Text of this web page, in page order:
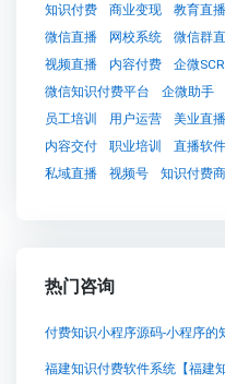
知识付费
商业变现 教育直播
微信直播
网校系统 微信群
视频直播
内容付费 企微
微信知识付费平台
企微助手
员工培训
用户运营 美业直播
内容交付
职业培训 直播软件
私域直播
视频号 知识付费
热门咨询